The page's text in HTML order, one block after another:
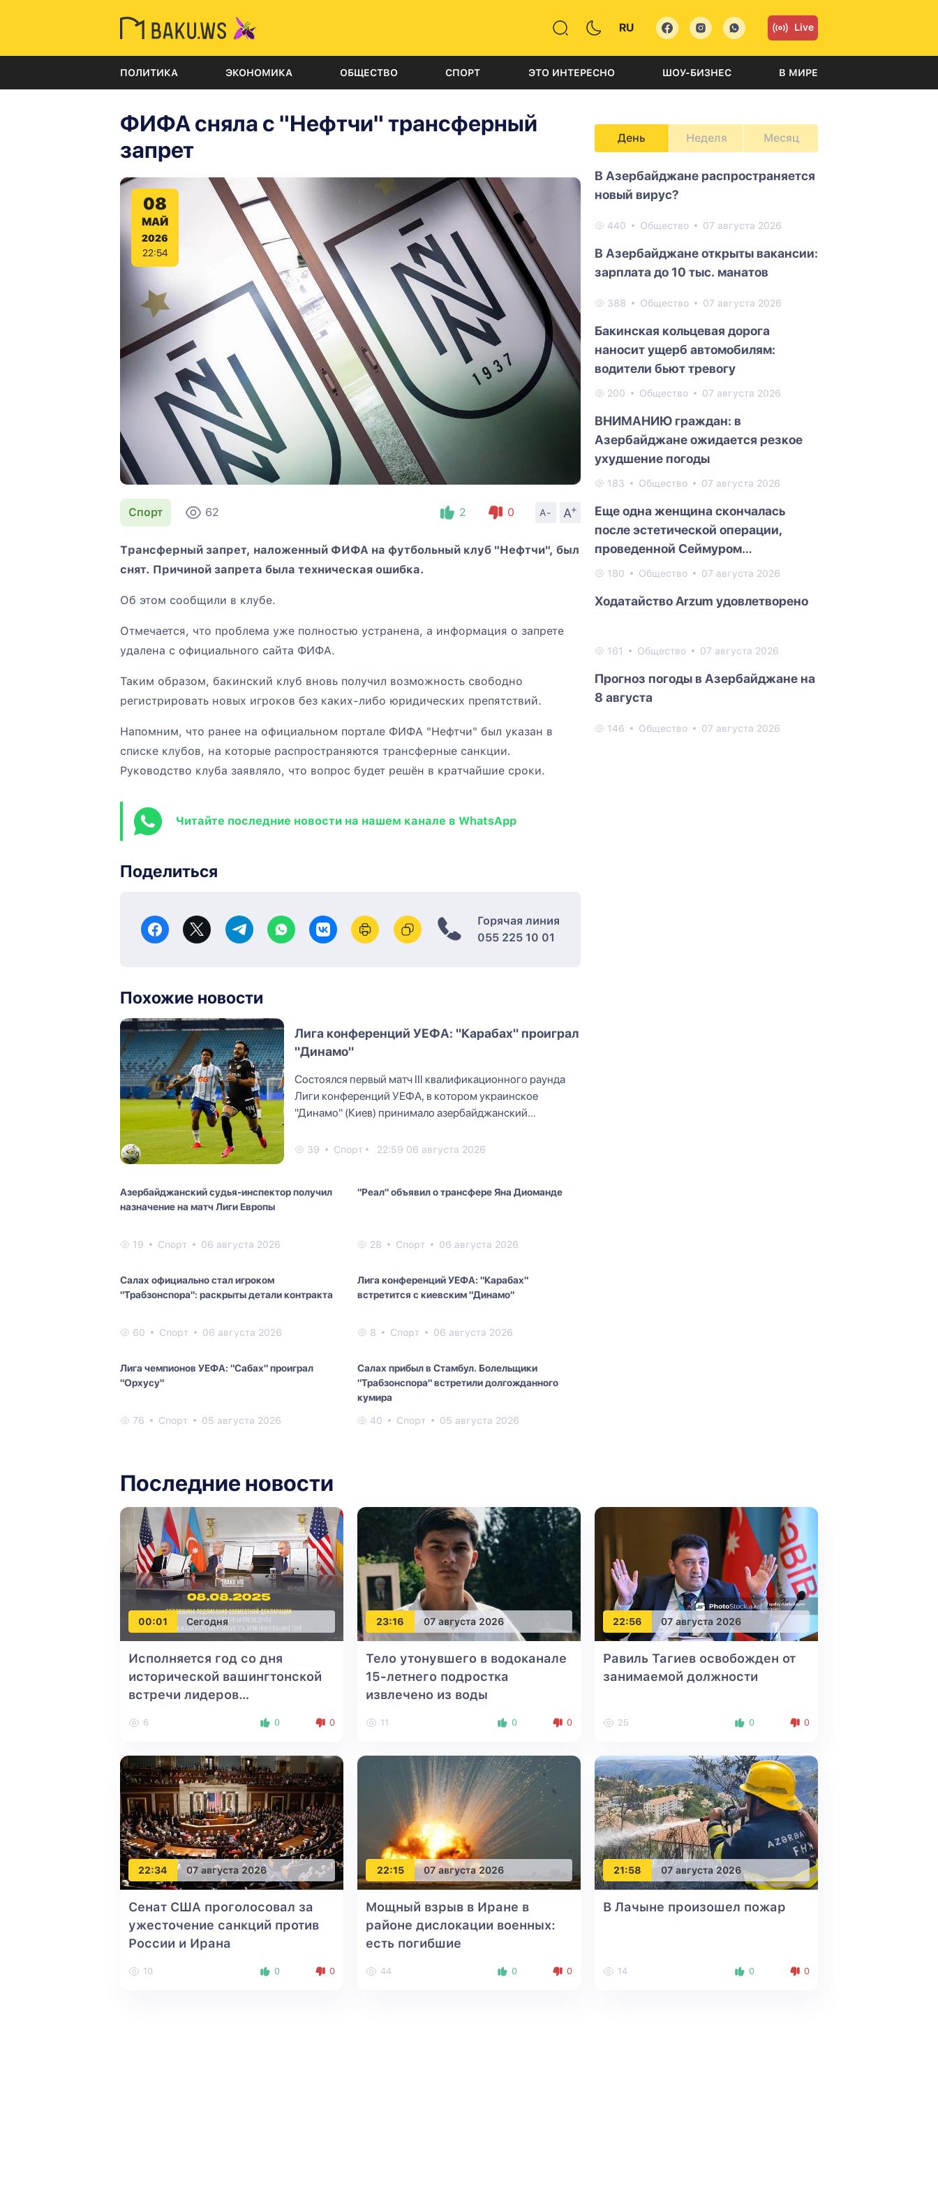
RU Live
ПОЛИТИКА ЭКОНОМИКА ОБЩЕСТВО СПОРТ ЭТО ИНТЕРЕСНО ШОУ-БИЗНЕС В МИРЕ
ФИФА сняла с "Нефтчи" трансферный
запрет
08
МАЙ
2026
22:54
Спорт 62 2 0 A- A
+
Трансферный запрет, наложенный ФИФА на футбольный клуб "Нефтчи", был
снят. Причиной запрета была техническая ошибка.
Об этом сообщили в клубе.
Отмечается, что проблема уже полностью устранена, а информация о запрете
удалена с официального сайта ФИФА.
Таким образом, бакинский клуб вновь получил возможность свободно
регистрировать новых игроков без каких-либо юридических препятствий.
Напомним, что ранее на официальном портале ФИФА "Нефтчи" был указан в
списке клубов, на которые распространяются трансферные санкции.
Руководство клуба заявляло, что вопрос будет решён в кратчайшие сроки.
Читайте последние новости на нашем канале в WhatsApp
Поделиться
Горячая линия
055 225 10 01
Похожие новости
Лига конференций УЕФА: "Карабах" проиграл
"Динамо"
Состоялся первый матч III квалификационного раунда
Лиги конференций УЕФА, в котором украинское
"Динамо" (Киев) принимало азербайджанский
39 Спорт 22:59 06 августа 2026
Азербайджанский судья-инспектор получил
назначение на матч Лиги Европы
19 Спорт 06 августа 2026
"Реал" объявил о трансфере Яна Диоманде
28 Спорт 06 августа 2026
Салах официально стал игроком
"Трабзонспора": раскрыты детали контракта
60 Спорт 06 августа 2026
Лига конференций УЕФА: "Карабах"
встретится с киевским "Динамо"
8 Спорт 06 августа 2026
Лига чемпионов УЕФА: "Сабах" проиграл
"Орхусу"
76 Спорт 05 августа 2026
Салах прибыл в Стамбул. Болельщики
"Трабзонспора" встретили долгожданного
кумира
40 Спорт 05 августа 2026
День Неделя Месяц
В Азербайджане распространяется
новый вирус?
440 Общество 07 августа 2026
В Азербайджане открыты вакансии:
зарплата до 10 тыс. манатов
388 Общество 07 августа 2026
Бакинская кольцевая дорога
наносит ущерб автомобилям:
водители бьют тревогу
200 Общество 07 августа 2026
ВНИМАНИЮ граждан: в
Азербайджане ожидается резкое
ухудшение погоды
183 Общество 07 августа 2026
Еще одна женщина скончалась
после эстетической операции,
проведенной Сеймуром
Мамедовым
180 Общество 07 августа 2026
Ходатайство Arzum удовлетворено
161 Общество 07 августа 2026
Прогноз погоды в Азербайджане на
8 августа
146 Общество 07 августа 2026
Последние новости
00:01 Сегодня
Исполняется год со дня
исторической вашингтонской
встречи лидеров
Армении
6 0 0
23:16 07 августа 2026
Тело утонувшего в водоканале
15-летнего подростка
извлечено из воды
11 0 0
22:56 07 августа 2026
Равиль Тагиев освобожден от
занимаемой должности
25 0 0
22:34 07 августа 2026
Сенат США проголосовал за
ужесточение санкций против
России и Ирана
10 0 0
22:15 07 августа 2026
Мощный взрыв в Иране в
районе дислокации военных:
есть погибшие
44 0 0
21:58 07 августа 2026
В Лачыне произошел пожар
14 0 0